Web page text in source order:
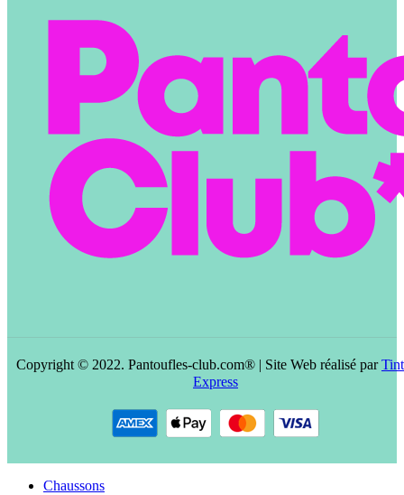
Copyright © 2022. Pantoufles-club.com® | Site Web réalisé par
Express
Chaussons